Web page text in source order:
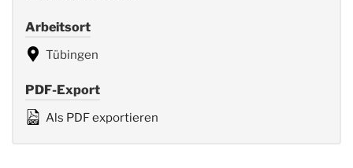
Arbeitsort
Tübingen
PDF-Export
Als PDF exportieren